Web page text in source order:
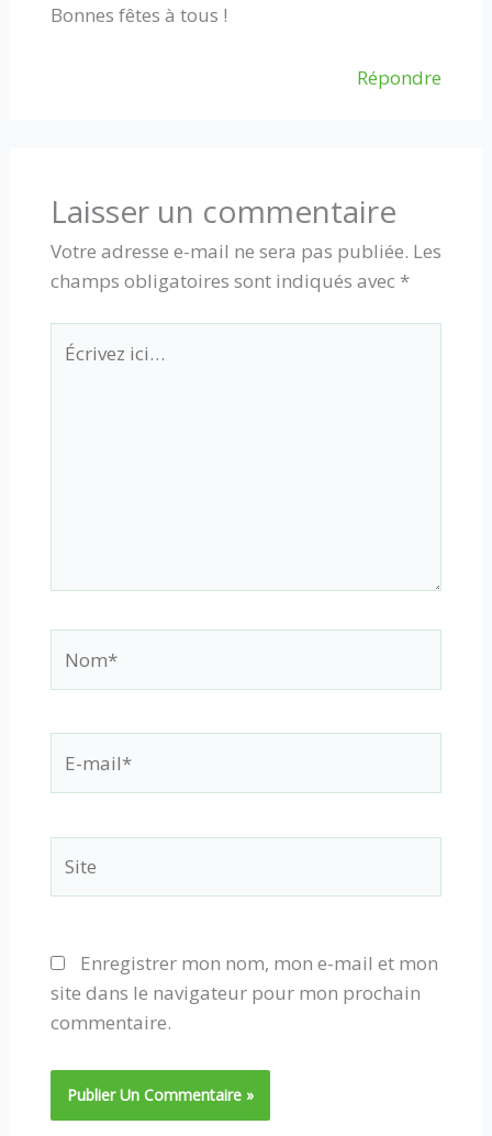
Bonnes fêtes à tous !
Répondre
Laisser un commentaire
Votre adresse e-mail ne sera pas publiée. Les
champs obligatoires sont indiqués avec *
Écrivez
ici…
mail*
Enregistrer mon nom, mon e-mail et mon
site dans le navigateur pour mon prochain
commentaire.